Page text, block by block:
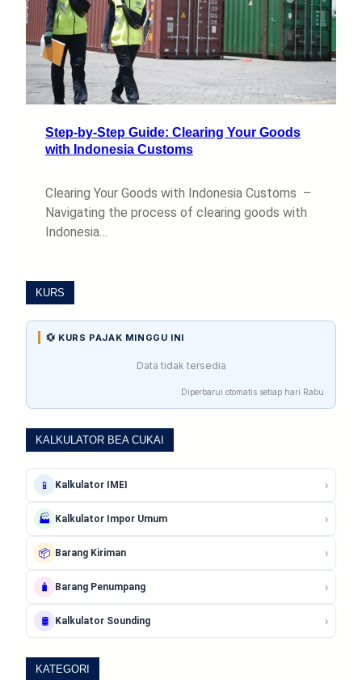
Step-by-Step Guide: Clearing Your Goods
with Indonesia Customs
Clearing Your Goods with Indonesia Customs –
Navigating the process of clearing goods with
Indonesia…
KURS
💱 KURS PAJAK MINGGU INI
Data tidak tersedia
Diperbarui otomatis setiap hari Rabu
KALKULATOR BEA CUKAI
📱 Kalkulator IMEI ›
🏭 Kalkulator Impor Umum ›
📦 Barang Kiriman ›
🧳 Barang Penumpang ›
🛢️ Kalkulator Sounding ›
KATEGORI